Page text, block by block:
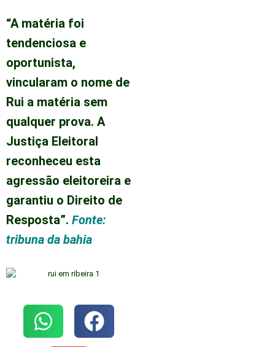
“A matéria foi
tendenciosa e
oportunista,
vincularam o nome de
Rui a matéria sem
qualquer prova. A
Justiça Eleitoral
reconheceu esta
agressão eleitoreira e
garantiu o Direito de
Resposta”. Fonte:
tribuna da bahia